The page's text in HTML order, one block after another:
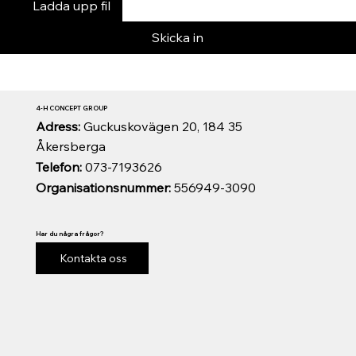
Ladda upp fil
Skicka in
Organisationsnummer:556949-3090
Telefon:073-7193626
Adress: Guckuskovägen 20, 184 35
Åkersberga
4-H CONCEPT GROUP
Har du några frågor?
Kontakta oss